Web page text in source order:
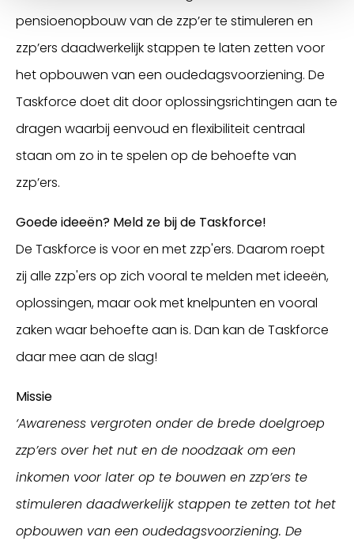
pensioenopbouw van de zzp’er te stimuleren en
zzp’ers daadwerkelijk stappen te laten zetten voor
het opbouwen van een oudedagsvoorziening. De
Taskforce doet dit door oplossingsrichtingen aan te
dragen waarbij eenvoud en flexibiliteit centraal
staan om zo in te spelen op de behoefte van
zzp’ers.
Goede ideeën? Meld ze bij de Taskforce!
De Taskforce is voor en met zzp'ers. Daarom roept
zij alle zzp'ers op zich vooral te melden met ideeën,
oplossingen, maar ook met knelpunten en vooral
zaken waar behoefte aan is. Dan kan de Taskforce
daar mee aan de slag!
Missie
‘Awareness vergroten onder de brede doelgroep
zzp’ers over het nut en de noodzaak om een
inkomen voor later op te bouwen en zzp’ers te
stimuleren daadwerkelijk stappen te zetten tot het
opbouwen van een oudedagsvoorziening. De